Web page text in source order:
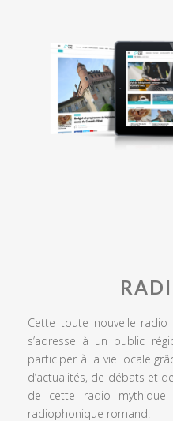
Cette toute nouvelle
s’adresse à un public
participer à la vie locale
d’actualités, de débats et
de cette radio mythique
radiophonique romand.